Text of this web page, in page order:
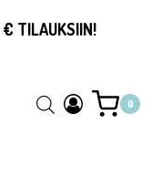
TILAUKSIIN!
0